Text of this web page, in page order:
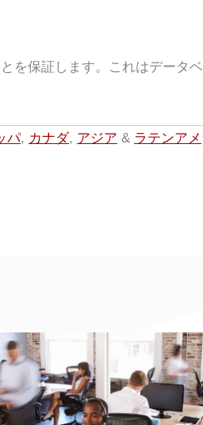
を保証します。これはデータベ
パ, カナダ, アジア & ラテンアメ